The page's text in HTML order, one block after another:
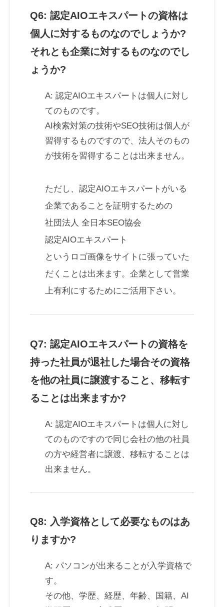
Q6: 認定AIOエキスパートの資格は
個人に対するものなのでしょうか?
それとも企業に対するものなのでし
ょうか?
A: 認定AIOエキスパートは個人に対し
てのものです。
AI検索対策の技術やSEO技術は個人が
習得するものですので、法人そのもの
が技術を習得することは出来ません。
ただし、認定AIOエキスパートがいる
企業であることを証明するための
社団法人 全日本SEO協会
認定AIOエキスパート
というロゴ画像をサイトに張っていた
だくことは出来ます。企業として営業
上有利にするためにご活用下さい。
Q7: 認定AIOエキスパートの資格を
持った社員が退社した場合その資格
を他の社員に譲渡すること、移転す
ることは出来ますか?
A: 認定AIOエキスパートは個人に対し
てのものですので同じ会社の他の社員
の方や経営者に譲渡、移転することは
出来ません。
Q8: 入学資格として必要なものはあ
りますか?
A: パソコンが出来ることが入学資格で
す。
その他、学歴、経歴、年齢、国籍、AI